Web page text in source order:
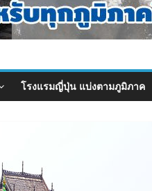
โรงแรมญี่ปุ่น แบ่งตามภูมิภาค